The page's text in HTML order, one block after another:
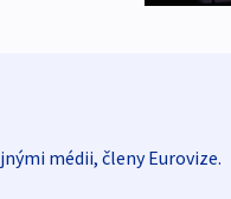
médii, členy Eurovize.